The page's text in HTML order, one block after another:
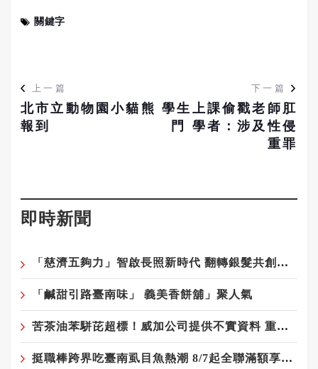
關鍵字
上一篇
北市立動物園小貓熊
報到
下一篇
學生上課偷戳老師肛
門 學者：涉及性侵
重罪
即時新聞
「慈濟五夠力」智啟長照新時代 翻轉銀髮共創再青春
「鹹甜引路臺南味」 義美香餅舖」聚人氣
苦茶油苯駢芘超標！威加公司提供不實資料 重罰300萬元
挺職棒跨界吃臺南虱目魚熱潮 8/7起全聯滿額享優惠